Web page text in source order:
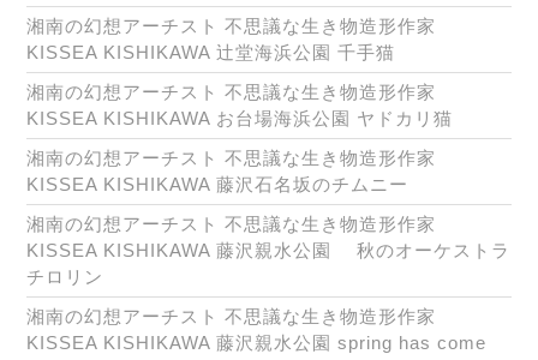
湘南の幻想アーチスト 不思議な生き物造形作家
KISSEA KISHIKAWA 辻堂海浜公園 千手猫
湘南の幻想アーチスト 不思議な生き物造形作家
KISSEA KISHIKAWA お台場海浜公園 ヤドカリ猫
湘南の幻想アーチスト 不思議な生き物造形作家
KISSEA KISHIKAWA 藤沢石名坂のチムニー
湘南の幻想アーチスト 不思議な生き物造形作家
KISSEA KISHIKAWA 藤沢親水公園 秋のオーケストラ
チロリン
湘南の幻想アーチスト 不思議な生き物造形作家
KISSEA KISHIKAWA 藤沢親水公園 spring has come